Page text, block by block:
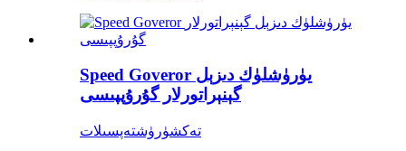
Speed ​​Goveror يۈرۈشلۈك دىزېل
گېنېراتورلار گۇرۇپپىسى
تەكشۈرۈشتەپسىلات